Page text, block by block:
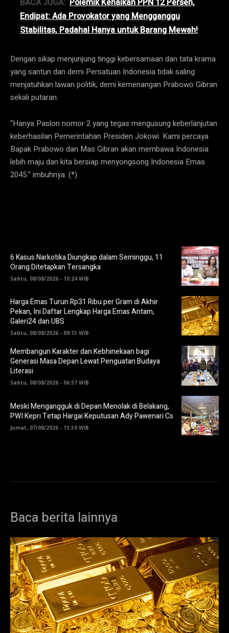
BACA JUGA: Polemik Kenaikan PPN 12 Persen,
Endipat: Ada Provokator yang Mengganggu
Stabilitas, Padahal Hanya untuk Barang Mewah!
Dengan sikap menjunjung tinggi kebersamaan dan tata krama
yang santun dan demi Persatuan Indonesia tidak saling
menjatuhkan lawan politik, demi kemenangan Prabowo Gibran
sekali putaran.
“Hanya Paslon nomor 2 yang tegas mengusung keberlanjutan
keberhasilan Pemerintahan Presiden Jokowi. Kami percaya
Bapak Prabowo dan Mas Gibran akan membawa Indonesia
lebih maju dan kita bersiap menyongsong Indonesia Emas
2045.” imbuhnya. (*)
6 Kasus Narkotika Diungkap dalam Seminggu, 11
Orang Ditetapkan Tersangka
Sabtu, 08/08/2026 - 10:24 WIB
Harga Emas Turun Rp31 Ribu per Gram di Akhir
Pekan, Ini Daftar Lengkap Harga Emas Antam,
Galeri24 dan UBS
Sabtu, 08/08/2026 - 09:13 WIB
Membangun Karakter dan Kebhinekaan bagi
Generasi Masa Depan Lewat Penguatan Budaya
Literasi
Sabtu, 08/08/2026 - 06:57 WIB
Meski Mengangguk di Depan Menolak di Belakang,
PWI Kepri Tetap Hargai Keputusan Ady Pawenari Cs
Jumat, 07/08/2026 - 15:30 WIB
Baca berita lainnya